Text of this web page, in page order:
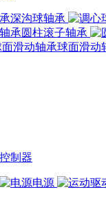
深沟球轴承
圆柱滚子轴承
球面滑动
制器
电源